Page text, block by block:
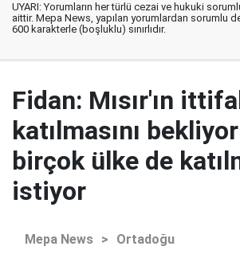
UYARI: Yorumların her türlü cezai ve hukuki
aittir. Mepa News, yapılan yorumlardan sorumlu
600 karakterle (boşluklu) sınırlıdır.
Fidan: Mısır'ın
katılmasını
birçok ülke de
istiyor
Mepa News > Ortadoğu